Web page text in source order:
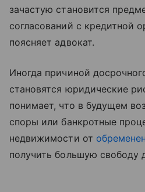
зачастую становится
согласований с кредитной
поясняет адвокат.
Иногда причиной
становятся юридические
понимает, что в будущем
споры или банкротные
недвижимости от
получить большую свободу